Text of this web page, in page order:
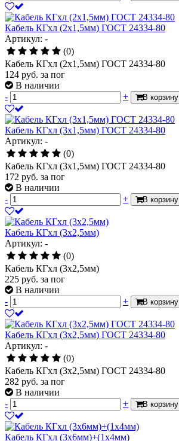
Кабель КГхл (2х1,5мм) ГОСТ 24334-80
Артикул: -
(0)
Кабель КГхл (2х1,5мм) ГОСТ 24334-80
124 руб. за пог
В наличии
-
+ В корзину
Кабель КГхл (3х1,5мм) ГОСТ 24334-80
Артикул: -
(0)
Кабель КГхл (3х1,5мм) ГОСТ 24334-80
172 руб. за пог
В наличии
-
+ В корзину
Кабель КГхл (3х2,5мм)
Артикул: -
(0)
Кабель КГхл (3х2,5мм)
225 руб. за пог
В наличии
-
+ В корзину
Кабель КГхл (3х2,5мм) ГОСТ 24334-80
Артикул: -
(0)
Кабель КГхл (3х2,5мм) ГОСТ 24334-80
282 руб. за пог
В наличии
-
+ В корзину
Кабель КГхл (3х6мм)+(1х4мм)